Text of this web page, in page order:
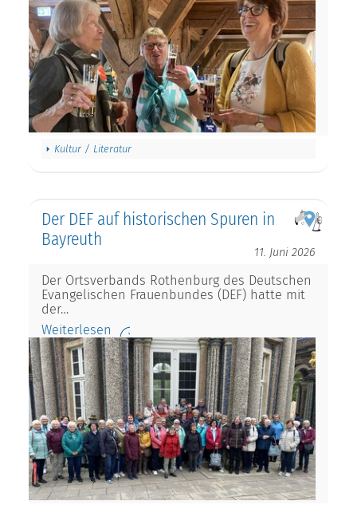
Kultur / Literatur
Der DEF auf historischen Spuren in
Bayreuth
11. Juni 2026
Der Ortsverbands Rothenburg des Deutschen
Evangelischen Frauenbundes (DEF) hatte mit
der…
Weiterlesen